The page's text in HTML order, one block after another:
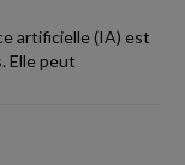
artificielle (IA) est
Elle peut